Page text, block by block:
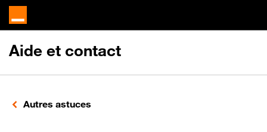
Aide et contact
Autres astuces